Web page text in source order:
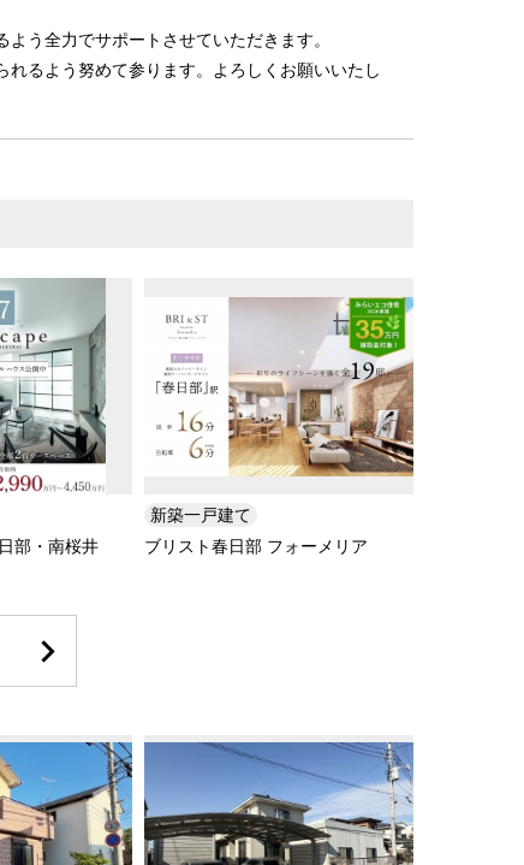
う全力でサポートさせていただきます。
れるよう努めて参ります。よろしくお願いいたし
部・南桜井
新築一戸建て
ブリスト春日部 フォーメリア